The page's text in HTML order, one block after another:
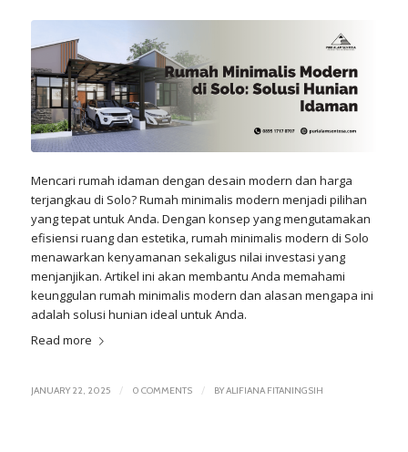
Mencari rumah idaman dengan desain modern dan harga
terjangkau di Solo? Rumah minimalis modern menjadi pilihan
yang tepat untuk Anda. Dengan konsep yang mengutamakan
efisiensi ruang dan estetika, rumah minimalis modern di Solo
menawarkan kenyamanan sekaligus nilai investasi yang
menjanjikan. Artikel ini akan membantu Anda memahami
keunggulan rumah minimalis modern dan alasan mengapa ini
adalah solusi hunian ideal untuk Anda.
Read more
JANUARY 22, 2025 / 0 COMMENTS / BYALIFIANA FITANINGSIH